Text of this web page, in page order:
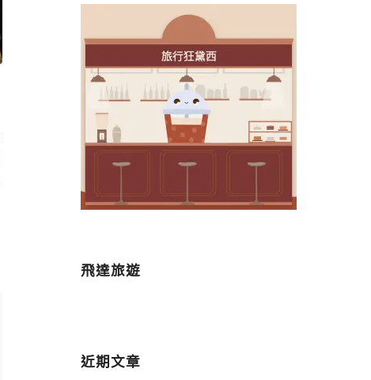
飛達旅遊
近期文章